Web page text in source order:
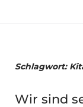
Schlagwort:
Wir sind